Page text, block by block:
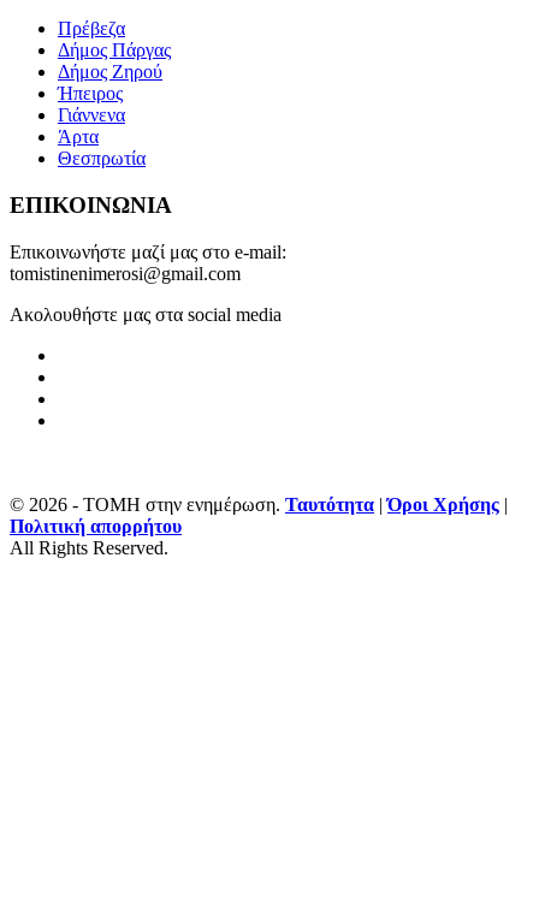
Πρέβεζα
Δήμος Πάργας
Δήμος Ζηρού
Ήπειρος
Γιάννενα
Άρτα
Θεσπρωτία
ΕΠΙΚΟΙΝΩΝΙΑ
Επικοινωνήστε μαζί μας στο e-mail:
tomistinenimerosi@gmail.com
Ακολουθήστε μας στα social media
© 2026 - ΤΟΜΗ στην ενημέρωση. Ταυτότητα |Όροι Χρήσης |
Πολιτική απορρήτου
All Rights Reserved.